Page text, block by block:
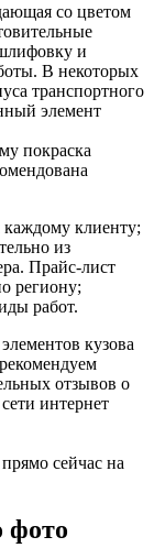
со цветом
и
В некоторых
транспортного
элемент
покраска
клиенту;
из
Прайс-лист
региону;
работ.
кузова
отзывов о
интернет
сейчас на
фото